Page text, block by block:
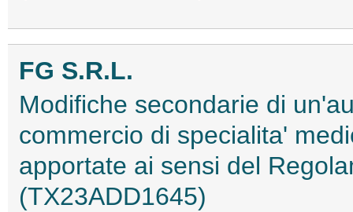
FG S.R.L.
Modifiche secondarie di
commercio di specialita'
apportate ai sensi del
(TX23ADD1645)